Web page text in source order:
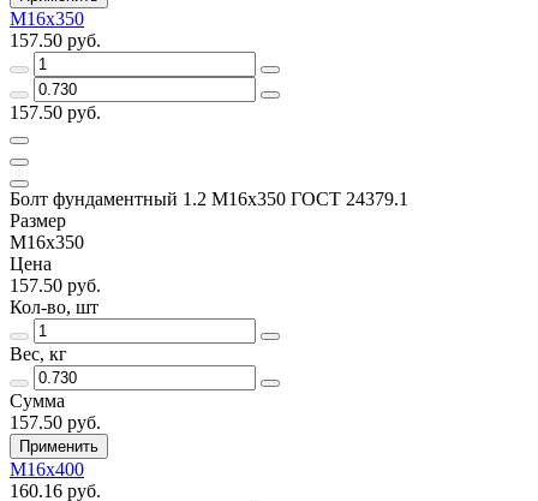
М16х350
157.50 руб.
157.50 руб.
Болт фундаментный 1.2 М16х350 ГОСТ 24379.1
Размер
М16х350
Цена
157.50 руб.
Кол-во, шт
Вес, кг
Сумма
157.50 руб.
Применить
М16х400
160.16 руб.